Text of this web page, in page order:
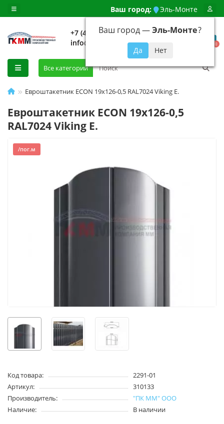
Ваш город: Эль-Монте
Ваш город —Эль-Монте?
+7 (499) 648-92-94
info@evroshtaketnikmoskva.ru
0
Все категории
Евроштакетник ECON 19х126-0,5 RAL7024 Viking E.
Евроштакетник ECON 19х126-0,5
RAL7024 Viking E.
/пог.м
Код товара:
2291-01
Артикул:
310133
Производитель:
"ПК ММ" ООО
Наличие:
В наличии